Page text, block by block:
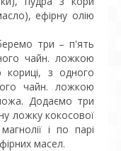
ефірну олію
три – п'ять
чайн. ложкою
з одного
чайн. ложкою
Додаємо три
ложку кокосової
і по парі
масел.